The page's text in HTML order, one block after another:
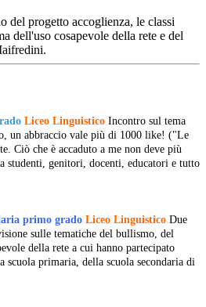
del progetto accoglienza, le classi
dell'uso cosapevole della rete e del
Liceo Linguistico Incontro sul tema
un abbraccio vale più di 1000 like! ("Le
Ciò che è accaduto a me non deve più
studenti, genitori, docenti, educatori e tutto
primo grado Liceo Linguistico Due
sulle tematiche del bullismo, del
della rete a cui hanno partecipato
scuola primaria, della scuola secondaria di